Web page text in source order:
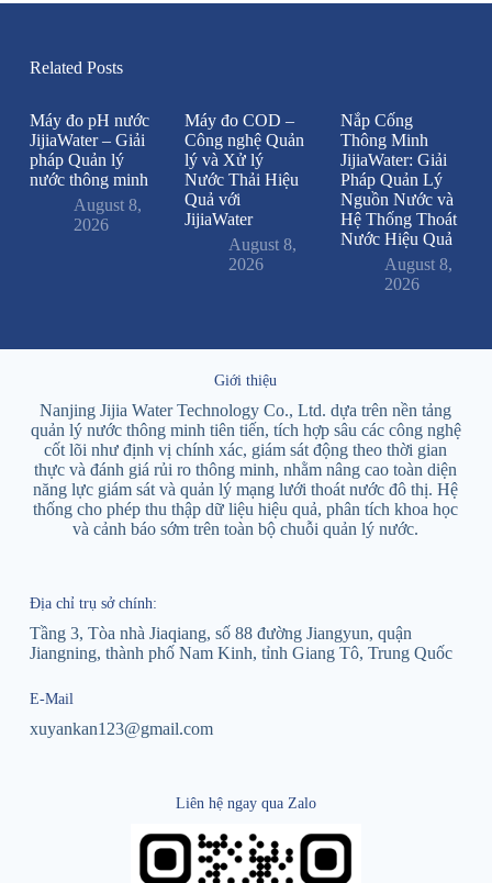
Related Posts
Máy đo pH nước
JijiaWater – Giải
pháp Quản lý
nước thông minh
August 8,
2026
Máy đo COD –
Công nghệ Quản
lý và Xử lý
Nước Thải Hiệu
Quả với
JijiaWater
August 8,
2026
Nắp Cống
Thông Minh
JijiaWater: Giải
Pháp Quản Lý
Nguồn Nước và
Hệ Thống Thoát
Nước Hiệu Quả
August 8,
2026
Giới thiệu
Nanjing Jijia Water Technology Co., Ltd. dựa trên nền tảng
quản lý nước thông minh tiên tiến, tích hợp sâu các công nghệ
cốt lõi như định vị chính xác, giám sát động theo thời gian
thực và đánh giá rủi ro thông minh, nhằm nâng cao toàn diện
năng lực giám sát và quản lý mạng lưới thoát nước đô thị. Hệ
thống cho phép thu thập dữ liệu hiệu quả, phân tích khoa học
và cảnh báo sớm trên toàn bộ chuỗi quản lý nước.
Địa chỉ trụ sở chính:
Tầng 3, Tòa nhà Jiaqiang, số 88 đường Jiangyun, quận
Jiangning, thành phố Nam Kinh, tỉnh Giang Tô, Trung Quốc
E-Mail
xuyankan123@gmail.com
Liên hệ ngay qua Zalo